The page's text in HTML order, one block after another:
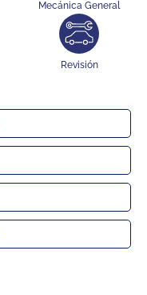
Mecánica General
Revisión